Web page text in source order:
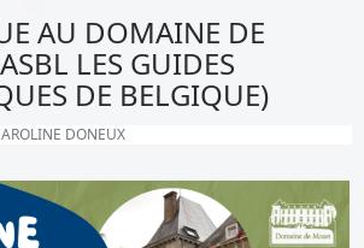
AU DOMAINE DE
LES GUIDES
DE BELGIQUE)
DONEUX